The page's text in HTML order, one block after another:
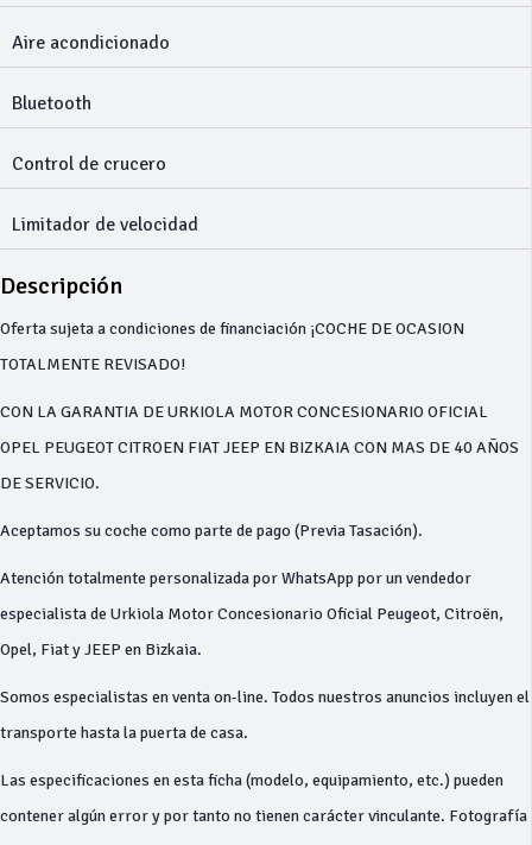
Aire acondicionado
Bluetooth
Control de crucero
Limitador de velocidad
Descripción
Oferta sujeta a condiciones de financiación ¡COCHE DE OCASION
TOTALMENTE REVISADO!
CON LA GARANTIA DE URKIOLA MOTOR CONCESIONARIO OFICIAL
OPEL PEUGEOT CITROEN FIAT JEEP EN BIZKAIA CON MAS DE 40 AÑOS
DE SERVICIO.
Aceptamos su coche como parte de pago (Previa Tasación).
Atención totalmente personalizada por WhatsApp por un vendedor
especialista de Urkiola Motor Concesionario Oficial Peugeot, Citroën,
Opel, Fiat y JEEP en Bizkaia.
Somos especialistas en venta on-line. Todos nuestros anuncios incluyen el
transporte hasta la puerta de casa.
Las especificaciones en esta ficha (modelo, equipamiento, etc.) pueden
contener algún error y por tanto no tienen carácter vinculante. Fotografía